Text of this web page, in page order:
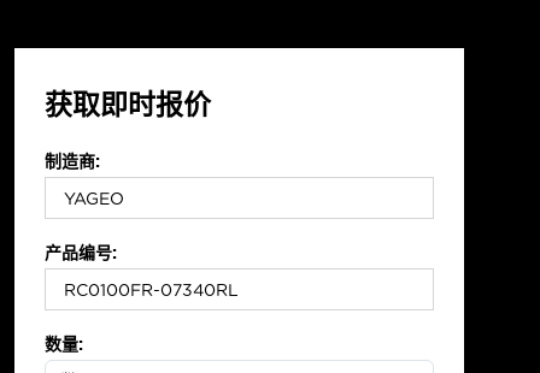
获取即时报价
制造商:
产品编号:
数量: